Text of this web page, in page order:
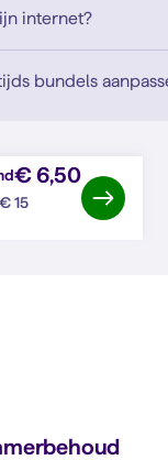
internet?
bundels
€ 6,50
€ 15
je goed